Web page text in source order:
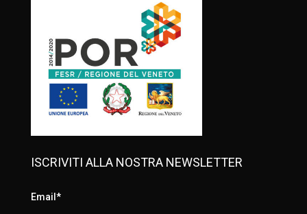
ISCRIVITI ALLA NOSTRA NEWSLETTER
Email*